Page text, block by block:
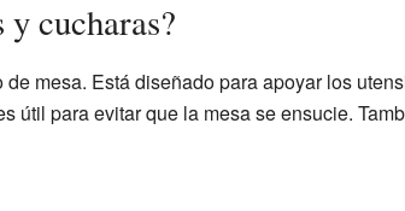
cucharas?
mesa. Está diseñado para apoyar los
útil para evitar que la mesa se ensucie.